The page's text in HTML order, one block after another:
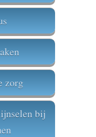
zorg
bij